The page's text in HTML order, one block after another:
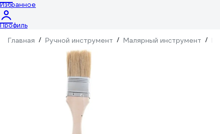
Избранное
Профиль
Главная / Ручной инструмент / Малярный инструмент /